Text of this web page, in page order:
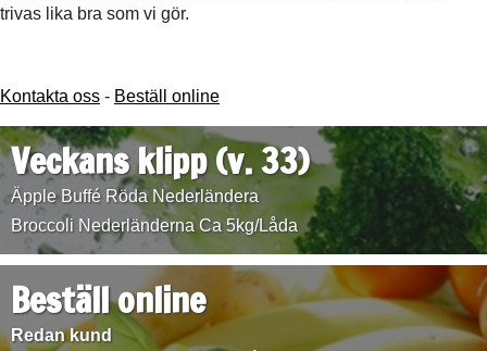
trivas lika bra som vi gör.
Kontakta oss - Beställ online
Veckans klipp (v. 33)
Äpple Buffé Röda Nederländera
Broccoli Nederländerna Ca 5kg/Låda
Beställ online
Redan kund